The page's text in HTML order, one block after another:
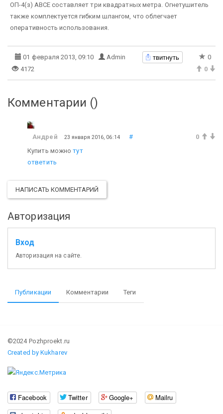
ОП-4(з) АВСЕ составляет три квадратных метра. Огнетушитель
также комплектуется гибким шлангом, что облегчает
оперативность использования.
01 февраля 2013, 09:10 Admin твитнуть
0
4172
0
Комментарии ()
Андрей 23 января 2016, 06:14 #
0
Купить можнотут
ответить
НАПИСАТЬ КОММЕНТАРИЙ
Авторизация
Вход
Авторизация на сайте.
Публикации Комментарии Теги
©2024 Pozhproekt.ru
Created by Kukharev
Facebook Twitter Google+
Mailru